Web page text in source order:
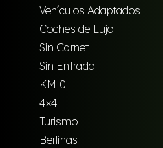
Vehículos Adaptados
Coches de Lujo
Sin Carnet
Sin Entrada
KM 0
4×4
Turismo
Berlinas